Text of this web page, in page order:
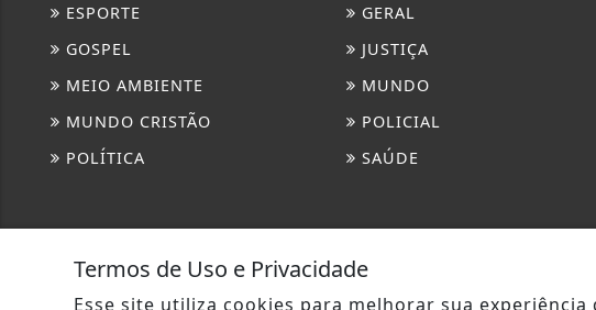
ESPORTE
GERAL
GOSPEL
JUSTIÇA
MEIO AMBIENTE
MUNDO
MUNDO CRISTÃO
POLICIAL
POLÍTICA
SAÚDE
Termos de Uso e Privacidade
Esse site utiliza cookies para melhorar sua